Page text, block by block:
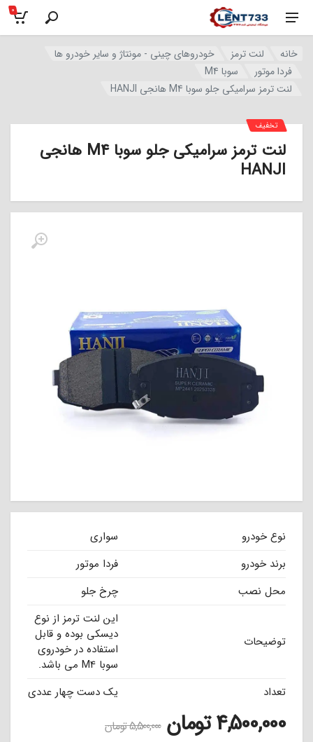
0
خانه لنت ترمز
خودروهای چینی - مونتاژ و سایر خودرو ها
فردا موتور
سوبا M4
لنت ترمز سرامیکی جلو سوبا M4 هانجی HANJI
لنت ترمز سرامیکی جلو سوبا M4 هانجی
HANJI
نوع خودرو
سواری
برند خودرو
فردا موتور
محل نصب
چرخ جلو
توضیحات
این لنت ترمز از نوع
دیسکی بوده و قابل
استفاده در خودروی
سوبا M4 می باشد.
تعداد
یک دست چهار عددی
تخفیف
4,500,000تومان 5,500,000تومان